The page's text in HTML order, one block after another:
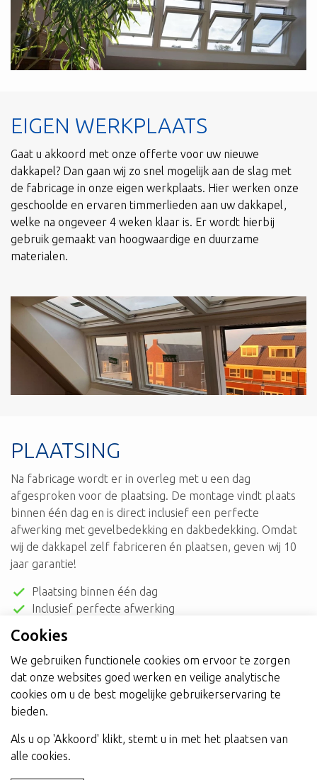
EIGEN WERKPLAATS
Gaat u akkoord met onze offerte voor uw nieuwe
dakkapel? Dan gaan wij zo snel mogelijk aan de slag met
de fabricage in onze eigen werkplaats. Hier werken onze
geschoolde en ervaren timmerlieden aan uw dakkapel,
welke na ongeveer 4 weken klaar is. Er wordt hierbij
gebruik gemaakt van hoogwaardige en duurzame
materialen.
PLAATSING
Na fabricage wordt er in overleg met u een dag
afgesproken voor de plaatsing. De montage vindt plaats
binnen één dag en is direct inclusief een perfecte
afwerking met gevelbedekking en dakbedekking. Omdat
wij de dakkapel zelf fabriceren én plaatsen, geven wij 10
jaar garantie!
Plaatsing binnen één dag
Inclusief perfecte afwerking
10 jaar garantie
Cookies
We gebruiken functionele cookies om ervoor te zorgen
dat onze websites goed werken en veilige analytische
cookies om u de best mogelijke gebruikerservaring te
bieden.
Als u op 'Akkoord' klikt, stemt u in met het plaatsen van
alle cookies.